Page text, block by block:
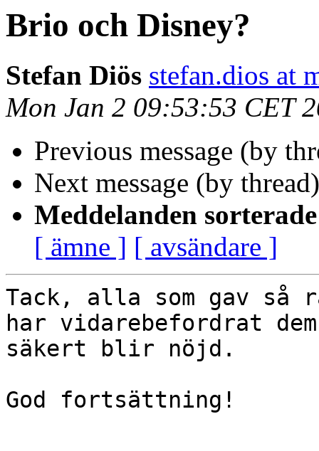
Brio och Disney?
Stefan Diös stefan.dios at
Mon Jan 2 09:53:53 CET
Previous message (by
Next message (by
Meddelanden
[ ämne ] [ avsändare ]
Tack, alla som gav så
har vidarebefordrat
säkert blir nöjd.
God fortsättning!